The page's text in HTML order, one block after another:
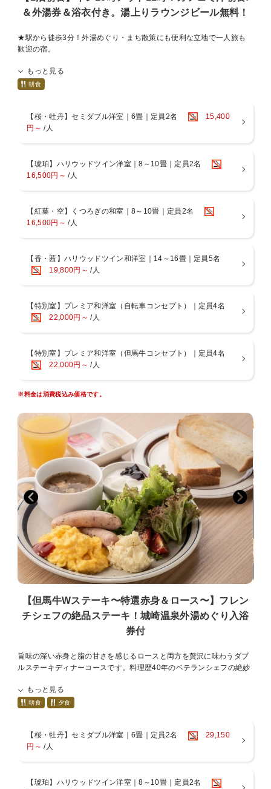
予約日前日18時までにフロントもしくはお電話にてご予約を承りま
す。
■無料貸し出し色浴衣付き
・1泊、2泊の場合
・3泊以上の場合
省エネルギー・環境保全の取り組みにご理解いただきますようお願い
いたします。
＆外湯券＆浴衣付き。湯上りラウンジビール無料！
★駅から徒歩3分！外湯めぐり・まち散策にも便利な立地で一人旅も
歓迎の宿。
外湯チケット、色浴衣、無料貸切風呂、無料Wi-Fi、50インチのテレ
ビはNETFLIXやYouTubeも視聴可能。
ドリンクなど宿泊者専用ラウンジ、19時半〜21時までバータイム（水
曜はお休み）
■館内貸切温泉無料（2ヶ所）。
■洋風の朝食
朝食時間：7時半・8時15分・9時の予約制
ご朝食は45分制となります。ご了承ください。
城崎温泉の外湯7ヶ所をチェックインからアウト日の13時まで何軒で
も何度でもご利用いただけます。
※最終チェックインは22時。
■専用駐車場完備！（2022年12月から1台1000円）
チェックイン前やチェックアウト後のお荷物や、お車もお預かりでき
ます。
■静かにステイ
小学生以下のお子様はお受けしておりません。
■館内Wi-Fi接続無料！
館内全てでインターネットが無料。
■コンビニまで徒歩3分
旅館の目の前スーパーマーケットは徒歩15秒。
■連泊をご希望のお客様へ（※必ずお読みください）
・1泊、2泊の場合
タオル類の交換をご希望の方はフロントにて交換致します。（無料）
2泊目、4泊目と1日置きの偶数日のみ清掃を実施いたします。
省エネルギー・環境保全の取り組みにご理解いただきますようお願い
いたします。
もっと見る
朝食
【桜・牡丹】セミダブル洋室｜6畳｜定員2名
15,400
円～ /人
【琥珀】ハリウッドツイン洋室｜8～10畳｜定員2名
16,500円～ /人
【紅葉・空】くつろぎの和室｜8～10畳｜定員2名
16,500円～ /人
【香・茜】ハリウッドツイン和洋室｜14～16畳｜定員5名
19,800円～ /人
【特別室】プレミア和洋室（自転車コンセプト）｜定員4名
22,000円～ /人
【特別室】プレミア和洋室（但馬牛コンセプト）｜定員4名
22,000円～ /人
※料金は消費税込み価格です。
【但馬牛Wステーキ〜特選赤身＆ロース〜】フレン
チシェフの絶品ステーキ！城崎温泉外湯めぐり入浴
券付
旨味の深い赤身と脂の甘さを感じるロースと両方を贅沢に味わうダブ
ルステーキディナーコースです。料理歴40年のベテランシェフの絶妙
共にお召し上がりください。
曜はお休み）
夕食はうま味たっぷりの但馬玄のステーキコース
但馬牛のスジの煮込み・モモのローストビーフなど、最初から但馬牛
もっと見る
朝食 夕食
【桜・牡丹】セミダブル洋室｜6畳｜定員2名
29,150
円～ /人
【琥珀】ハリウッドツイン洋室｜8～10畳｜定員2名